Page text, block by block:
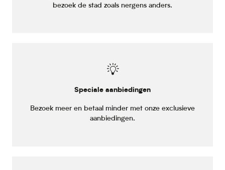
bezoek de stad zoals nergens anders.
Speciale aanbiedingen
Bezoek meer en betaal minder met onze exclusieve
aanbiedingen.